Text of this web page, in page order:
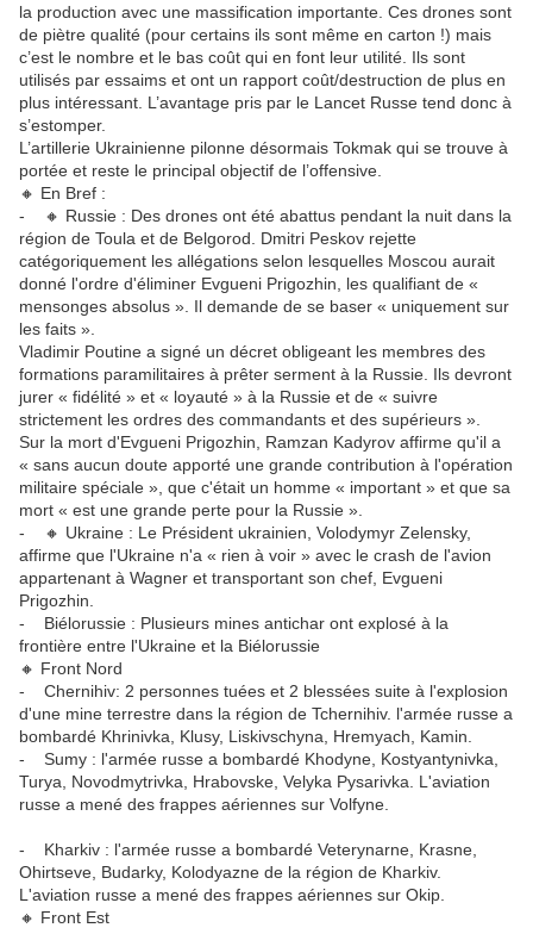
la production avec une massification importante. Ces drones sont
de piètre qualité (pour certains ils sont même en carton !) mais
c’est le nombre et le bas coût qui en font leur utilité. Ils sont
utilisés par essaims et ont un rapport coût/destruction de plus en
plus intéressant. L’avantage pris par le Lancet Russe tend donc à
s’estomper.
L’artillerie Ukrainienne pilonne désormais Tokmak qui se trouve à
portée et reste le principal objectif de l’offensive.
🔸 En Bref :
- 🔸 Russie : Des drones ont été abattus pendant la nuit dans la
région de Toula et de Belgorod. Dmitri Peskov rejette
catégoriquement les allégations selon lesquelles Moscou aurait
donné l'ordre d'éliminer Evgueni Prigozhin, les qualifiant de «
mensonges absolus ». Il demande de se baser « uniquement sur
les faits ».
Vladimir Poutine a signé un décret obligeant les membres des
formations paramilitaires à prêter serment à la Russie. Ils devront
jurer « fidélité » et « loyauté » à la Russie et de « suivre
strictement les ordres des commandants et des supérieurs ».
Sur la mort d'Evgueni Prigozhin, Ramzan Kadyrov affirme qu'il a
« sans aucun doute apporté une grande contribution à l'opération
militaire spéciale », que c'était un homme « important » et que sa
mort « est une grande perte pour la Russie ».
- 🔸 Ukraine : Le Président ukrainien, Volodymyr Zelensky,
affirme que l'Ukraine n'a « rien à voir » avec le crash de l'avion
appartenant à Wagner et transportant son chef, Evgueni
Prigozhin.
- Biélorussie : Plusieurs mines antichar ont explosé à la
frontière entre l'Ukraine et la Biélorussie
🔸 Front Nord
- Chernihiv: 2 personnes tuées et 2 blessées suite à l'explosion
d'une mine terrestre dans la région de Tchernihiv. l'armée russe a
bombardé Khrinivka, Klusy, Liskivschyna, Hremyach, Kamin.
- Sumy : l'armée russe a bombardé Khodyne, Kostyantynivka,
Turya, Novodmytrivka, Hrabovske, Velyka Pysarivka. L'aviation
russe a mené des frappes aériennes sur Volfyne.
- Kharkiv : l'armée russe a bombardé Veterynarne, Krasne,
Ohirtseve, Budarky, Kolodyazne de la région de Kharkiv.
L'aviation russe a mené des frappes aériennes sur Okip.
🔸 Front Est